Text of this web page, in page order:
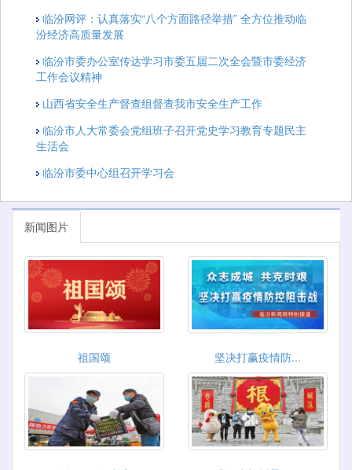
临汾网评：认真落实“八个方面路径举措” 全方位推动临
汾经济高质量发展
临汾市委办公室传达学习市委五届二次全会暨市委经济
工作会议精神
山西省安全生产督查组督查我市安全生产工作
临汾市人大常委会党组班子召开党史学习教育专题民主
生活会
临汾市委中心组召开学习会
新闻图片
祖国颂 坚决打赢疫情防...